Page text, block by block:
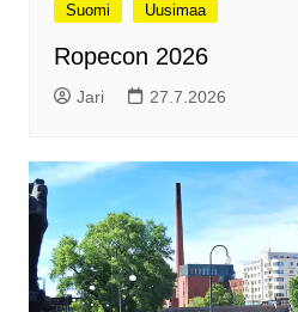
Suomi
Uusimaa
Ropecon 2026
Jari 27.7.2026